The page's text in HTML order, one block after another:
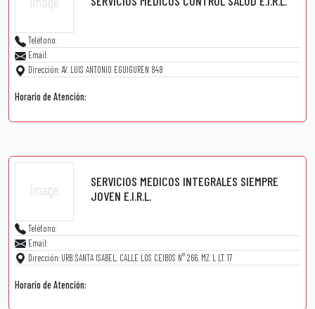
Teléfono:
Email:
Dirección: AV. LUIS ANTONIO EGUIGUREN 848
Horario de Atención:
SERVICIOS MEDICOS INTEGRALES SIEMPRE
JOVEN E.I.R.L.
Teléfono:
Email:
Dirección: URB. SANTA ISABEL, CALLE LOS CEIBOS N° 266, MZ. L LT. 17
Horario de Atención: